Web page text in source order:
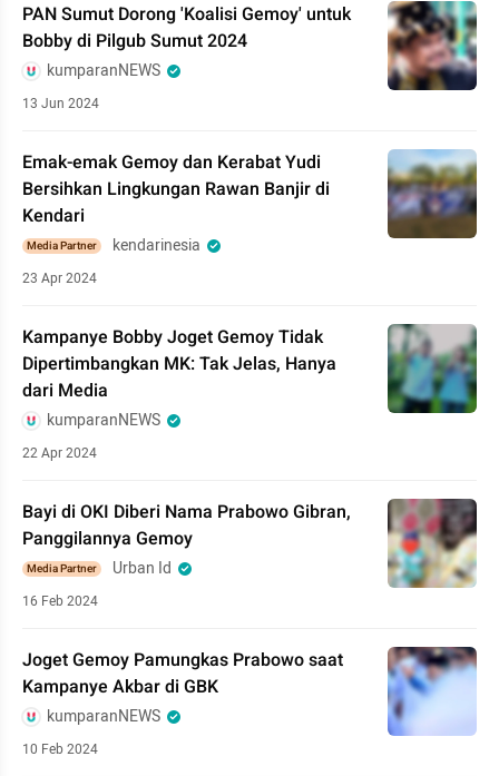
PAN Sumut Dorong 'Koalisi Gemoy' untuk
Bobby di Pilgub Sumut 2024
kumparanNEWS
13 Jun 2024
Emak-emak Gemoy dan Kerabat Yudi
Bersihkan Lingkungan Rawan Banjir di
Kendari
Media Partner kendarinesia
23 Apr 2024
Kampanye Bobby Joget Gemoy Tidak
Dipertimbangkan MK: Tak Jelas, Hanya
dari Media
kumparanNEWS
22 Apr 2024
Bayi di OKI Diberi Nama Prabowo Gibran,
Panggilannya Gemoy
Media Partner Urban Id
16 Feb 2024
Joget Gemoy Pamungkas Prabowo saat
Kampanye Akbar di GBK
kumparanNEWS
10 Feb 2024